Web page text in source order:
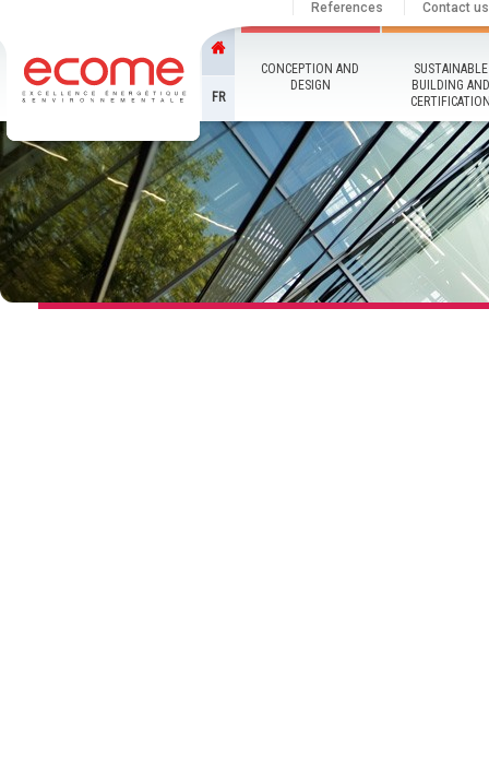
References Contact us
FR
CONCEPTION AND
DESIGN
SUSTAINABLE
BUILDING